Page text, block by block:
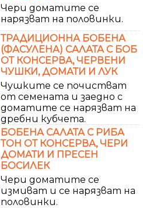
Чери доматите се
нарязват на половинки.
ТРАДИЦИОННА БОБЕНА
(ФАСУЛЕНА) САЛАТА С БОБ
ОТ КОНСЕРВА, ЧЕРВЕНИ
ЧУШКИ, ДОМАТИ И ЛУК
Чушките се почистват
от семената и заедно с
доматите се нарязват на
дребни кубчета.
БОБЕНА САЛАТА С РИБА
ТОН ОТ КОНСЕРВА, ЧЕРИ
ДОМАТИ И ПРЕСЕН
БОСИЛЕК
Чери доматите се
измиват и се нарязват на
половинки.